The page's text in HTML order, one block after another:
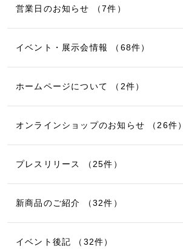
営業日のお知らせ （7件）
イベント・展示会情報 （68件）
ホームページについて （2件）
オンラインショップのお知らせ （26件）
プレスリリース （25件）
新商品のご紹介 （32件）
イベント後記 （32件）